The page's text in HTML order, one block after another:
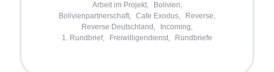
Arbeit im Projekt,
Bolivien,
Bolivienpartnerschaft, Cafe Exodus,
Reverse,
Reverse Deutschland,
Incoming,
1. Rundbrief,
Freiwilligendienst, Rundbriefe